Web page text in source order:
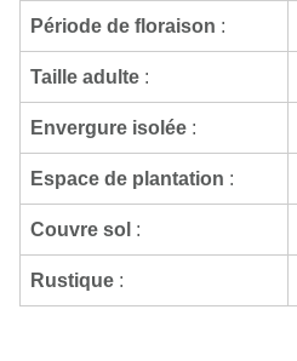
Période de floraison :
Taille adulte :
Envergure isolée :
Espace de plantation :
Couvre sol :
Rustique :